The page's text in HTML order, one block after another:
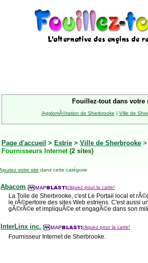
Fouillez-tout dans votre
AgglomÃ©ration de Sherbrooke | Ville de
Page d'accueil > Estrie > Ville de Sherbrooke
Fournisseurs Internet (2 sites)
votre site dans cette catégorie
Abacom cliquez pour la carte!
La Toile de Sherbrooke, c'est Le Portail local et
le rÃ©pertoire des sites Web estriens. C'est aussi
gÃ©rÃ©e et impliquÃ©e et engagÃ©e dans son
InterLinx inc. cliquez pour la carte!
Fournisseur Internet de Sherbrooke.